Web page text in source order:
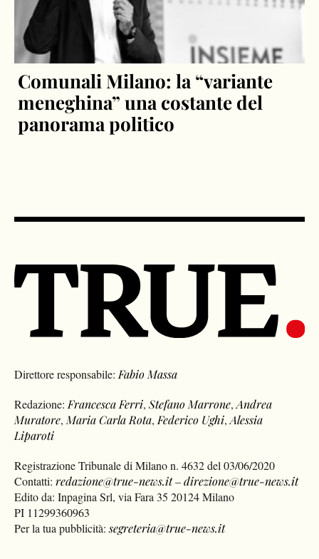
Comunali Milano: la “variante
meneghina” una costante del
panorama politico
Direttore responsabile: Fabio Massa
Redazione: Francesca Ferri,Stefano Marrone,Andrea
Muratore, Maria Carla Rota, Federico Ughi,Alessia
Liparoti
Registrazione Tribunale di Milano n. 4632 del 03/06/2020
Contatti:redazione@true-news.it–direzione@true-news.it
Edito da: Inpagina Srl, via Fara 35 20124 Milano
PI 11299360963
Per la tua pubblicità:segreteria@true-news.it